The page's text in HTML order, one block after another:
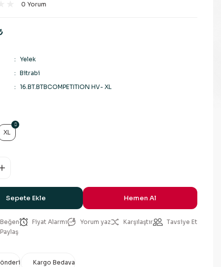
0 Yorum
Yelek
Bitrabi
16.BT.BTBCOMPETITION HV- XL
XL
Sepete Ekle Hemen Al
Fiyat Alarmı Yorum yaz Karşılaştır
Tavsiye Et
Kargo Bedava